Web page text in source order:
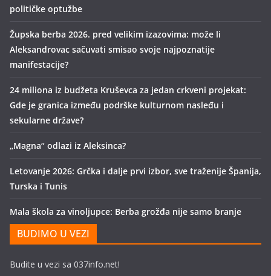
političke optužbe
Župska berba 2026. pred velikim izazovima: može li
Aleksandrovac sačuvati smisao svoje najpoznatije
manifestacije?
24 miliona iz budžeta Kruševca za jedan crkveni projekat:
Gde je granica između podrške kulturnom nasleđu i
sekularne države?
„Magna“ odlazi iz Aleksinca?
Letovanje 2026: Grčka i dalje prvi izbor, sve traženije Španija,
Turska i Tunis
Mala škola za vinoljupce: Berba grožđa nije samo branje
BUDIMO U VEZI
Budite u vezi sa 037info.net!